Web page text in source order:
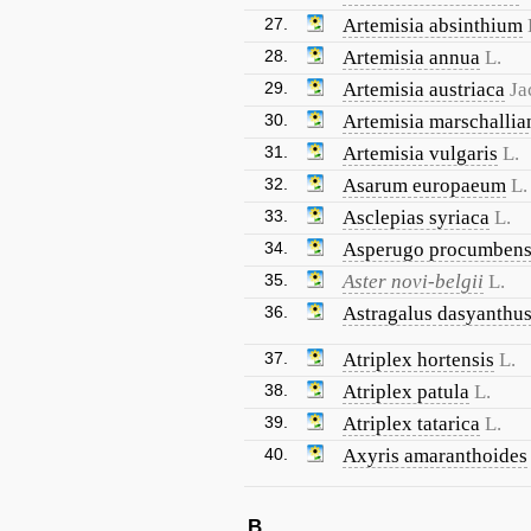
27. Artemisia absinthium
28. Artemisia annua L.
29. Artemisia austriaca
30. Artemisia
31. Artemisia vulgaris L.
32. Asarum europaeum L.
33. Asclepias syriaca L.
34. Asperugo procumbens
35. Aster novi-belgii L.
36. Astragalus dasyanthus
37. Atriplex hortensis L.
38. Atriplex patula L.
39. Atriplex tatarica L.
40. Axyris amaranthoides
B